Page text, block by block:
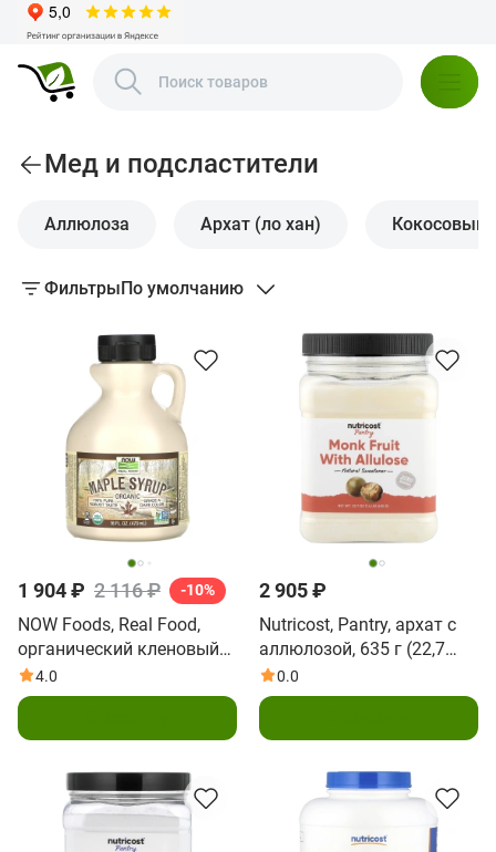
Мед и подсластители
Аллюлоза Архат (ло хан) Кокосовый
ФильтрыПо умолчанию
1 904 ₽ 2 116 ₽ -10%
NOW Foods, Real Food,
органический кленовый
сироп, класс A, темный
краситель, 473 мл (16
4.0
2 905 ₽
Nutricost, Pantry, архат с
аллюлозой, 635 г (22,7
унции)
0.0